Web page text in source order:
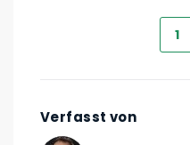
1
Verfasst von